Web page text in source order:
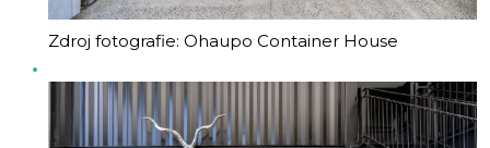
Zdroj fotografie: Ohaupo Container House